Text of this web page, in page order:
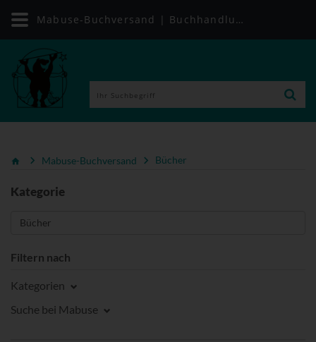
Mabuse-Buchversand Bücher
Kategorie
Filtern nach
Kategorien
Suche bei Mabuse
Mabuse-Buchversand | Buchhandlung für alle Gesundheitsthemen